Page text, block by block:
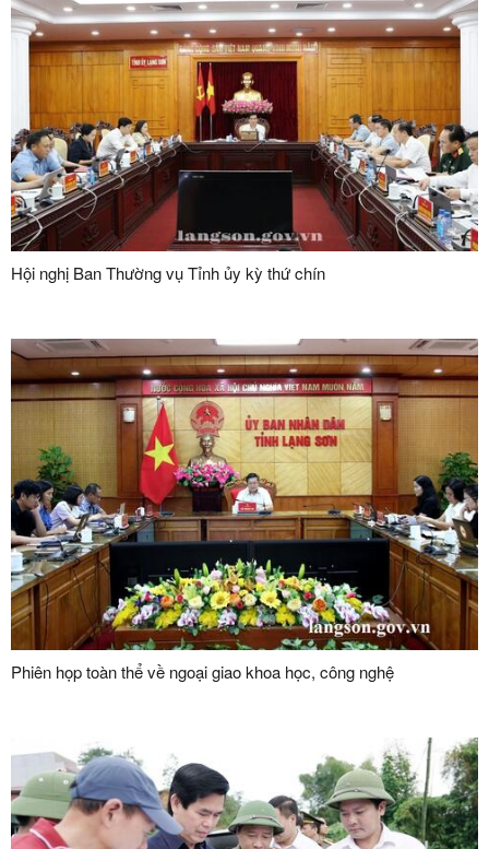
Hội nghị Ban Thường vụ Tỉnh ủy kỳ thứ chín
Phiên họp toàn thể về ngoại giao khoa học, công nghệ